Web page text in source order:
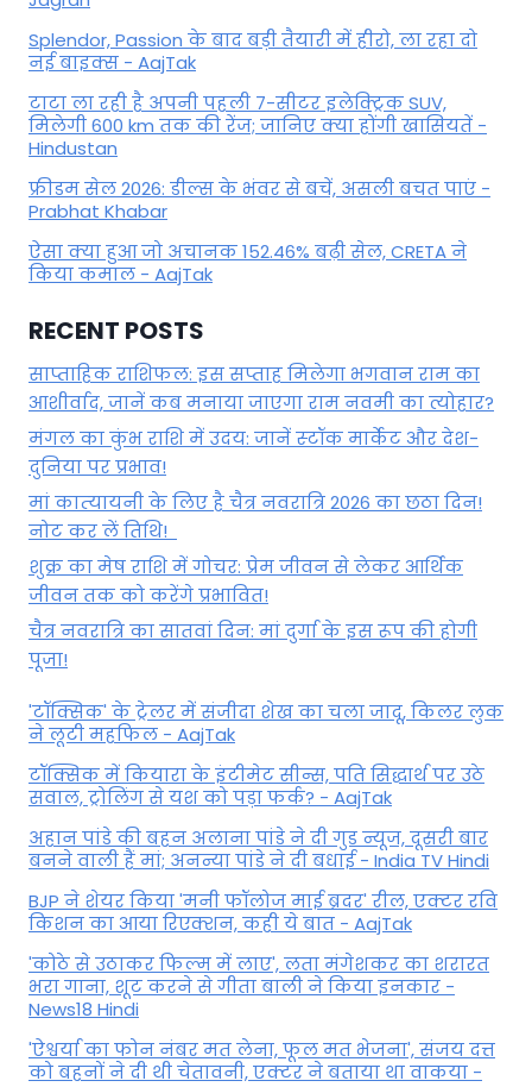
Splendor, Passion के बाद बड़ी तैयारी में हीरो, ला रहा दो
नई बाइक्स - AajTak
टाटा ला रही है अपनी पहली 7-सीटर इलेक्ट्रिक SUV,
मिलेगी 600 km तक की रेंज; जानिए क्या होंगी खासियतें -
Hindustan
फ्रीडम सेल 2026: डील्स के भंवर से बचें, असली बचत पाएं -
Prabhat Khabar
ऐसा क्या हुआ जो अचानक 152.46% बढ़ी सेल, CRETA ने
किया कमाल - AajTak
RECENT POSTS
साप्ताहिक राशिफल: इस सप्ताह मिलेगा भगवान राम का
आशीर्वाद, जानें कब मनाया जाएगा राम नवमी का त्योहार?
मंगल का कुंभ राशि में उदय: जानें स्‍टॉक मार्केट और देश-
दुनिया पर प्रभाव!
मां कात्‍यायनी के लिए है चैत्र नवरात्रि 2026 का छठा दिन!
नोट कर लें तिथि!
शुक्र का मेष राशि में गोचर: प्रेम जीवन से लेकर आर्थिक
जीवन तक को करेंगे प्रभावित!
चैत्र नवरात्रि का सातवां दिन: मां दुर्गा के इस रूप की होगी
पूजा!
'टॉक्सिक' के ट्रेलर में संजीदा शेख का चला जादू, किलर लुक
ने लूटी महफिल - AajTak
टॉक्सिक में कियारा के इंटीमेट सीन्स, पति सिद्धार्थ पर उठे
सवाल, ट्रोलिंग से यश को पड़ा फर्क? - AajTak
अहान पांडे की बहन अलाना पांडे ने दी गुड न्यूज, दूसरी बार
बनने वाली हैं मां; अनन्या पांडे ने दी बधाई - India TV Hindi
BJP ने शेयर किया 'मनी फॉलोज माई ब्रदर' रील, एक्टर रवि
किशन का आया रिएक्शन, कही ये बात - AajTak
'कोठे से उठाकर फिल्म में लाए', लता मंगेशकर का शरारत
भरा गाना, शूट करने से गीता बाली ने किया इनकार -
News18 Hindi
'ऐश्वर्या का फोन नंबर मत लेना, फूल मत भेजना', संजय दत्त
को बहनों ने दी थी चेतावनी, एक्टर ने बताया था वाकया -